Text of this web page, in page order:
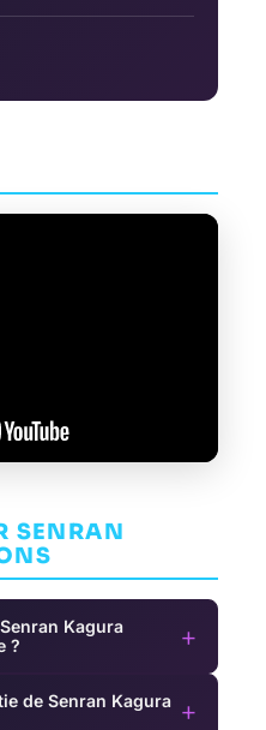
SENRAN
Kagura
?
+
de Senran Kagura +